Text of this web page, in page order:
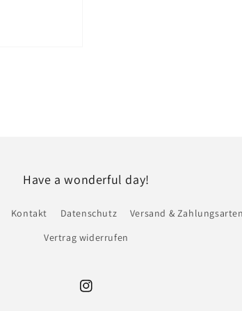
Have a wonderful day!
Kontakt Datenschutz Versand & Zahlungsarten
Vertrag widerrufen
Instagram